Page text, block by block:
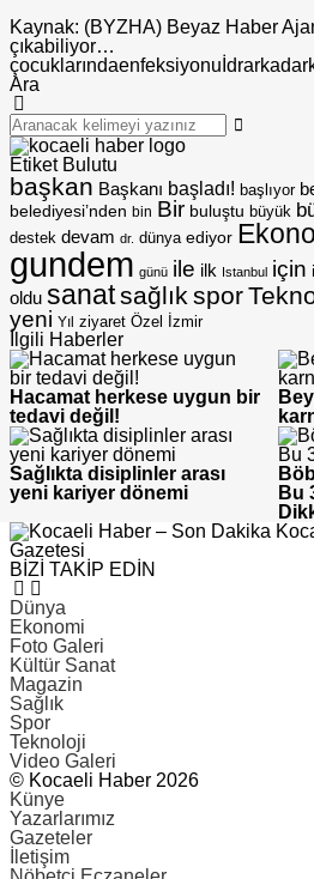
Kaynak: (BYZHA) Beyaz Haber
çıkabiliyor…
çocuklarındaenfeksiyonu İdrarkadar
Ara
Etiket Bulutu
başkan Başkanı başladı! başlıyor
belediyesi’nden bin Bir buluştu büyük
destek devam dr. dünya ediyor
gundem günü ile ilk Istanbul için
oldu sanatsağlık spor
yeni Yıl ziyaret Özel İzmir
İlgili Haberler
Hacamat herkese uygun bir
tedavi değil!
Sağlıkta disiplinler arası
yeni kariyer dönemi
Bu
BİZİ TAKİP EDİN
Dünya
Ekonomi
Foto Galeri
Kültür Sanat
Magazin
Sağlık
Spor
Teknoloji
Video Galeri
© Kocaeli Haber 2026
Künye
Yazarlarımız
Gazeteler
İletişim